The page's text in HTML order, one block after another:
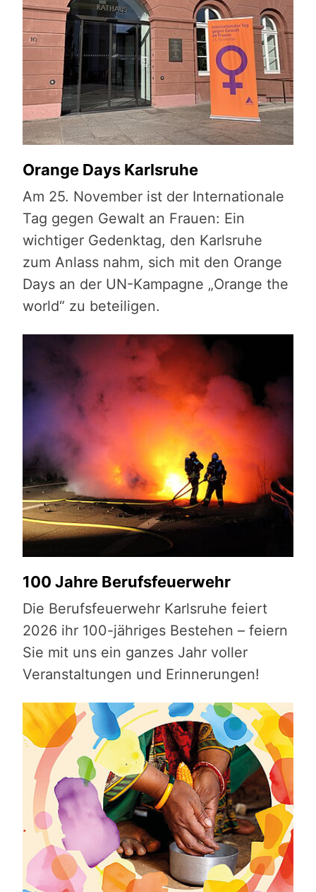
Orange Days Karlsruhe
Am 25. November ist der Internationale
Tag gegen Gewalt an Frauen: Ein
wichtiger Gedenktag, den Karlsruhe
zum Anlass nahm, sich mit den Orange
Days an der UN-Kampagne „Orange the
world“ zu beteiligen.
100 Jahre Berufsfeuerwehr
Die Berufsfeuerwehr Karlsruhe feiert
2026 ihr 100-jähriges Bestehen – feiern
Sie mit uns ein ganzes Jahr voller
Veranstaltungen und Erinnerungen!